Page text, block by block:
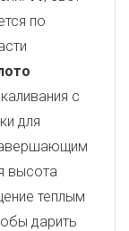
по
с
для
высота
теплым
дарить